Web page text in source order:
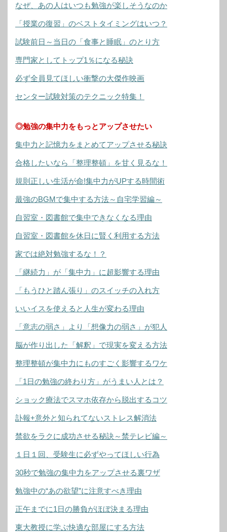
なぜ、あの人はいつも勉強が楽しそうなのか
「授業の復習」のベストタイミングはいつ？
試験前日～当日の「食事と睡眠」のとり方
専門家としてトップ1％になる秘訣
必ず全員見てほしい衝撃の大傑作映画
センター試験対策のテクニック特集！
◎勉強の集中力をもっとアップさせたい
集中力と記憶力をまとめてアップさせる秘訣
合格したいなら「整理整頓」を甘く見るな！
規則正しい生活が命!集中力がUPする時間術
最強のBGMで集中する方法～自宅学習編～
自習室・図書館で集中できなくなる理由
自習室・図書館を休日に賢く利用する方法
家では絶対勉強するな！？
「継続力」が「集中力」に超影響する理由
「もうひと踏ん張り」のスイッチの入れ方
いいイスを使えると人生が変わる理由
「意志の弱さ」より「想像力の弱さ」が犯人
脳が作り出した「解釈」で現実を変える方法
整理整頓が集中力にものすごく影響するワケ
「1日の勉強の終わり方」がうまい人とは？
ショック療法でスマホ依存から脱出するコツ
訃報+意外と知られてないストレス解消法
禁欲をラクに成功させる秘訣～禁テレビ編～
１日１回、受験生に必ずやってほしい行為
30秒で勉強の集中力をアップさせる裏ワザ
勉強中の“あの欲望”に注意すべき理由
正午までに1日の勝負がほぼ決まる理由
東大教授に学ぶ快適な部屋にする方法